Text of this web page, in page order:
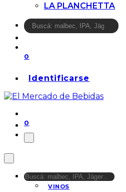
LA PLANCHETTA
0
Identificarse
0
VINOS